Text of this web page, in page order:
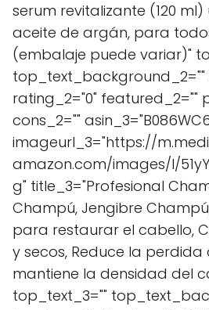
serum revitalizante (120
aceite de argán, para
(embalaje puede variar)"
top_text_background_2=""
rating_2="0" featured_2=""
cons_2=""
imageurl_3="https://
amazon.com/images/I/
g" title_3="Profesional
Champú, Jengibre
para restaurar el cabello,
y secos, Reduce la
mantiene la densidad del
top_text_3=""